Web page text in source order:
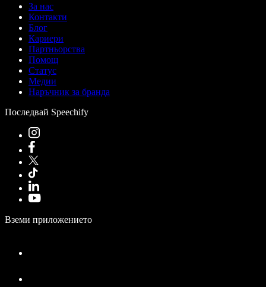
За нас
Контакти
Блог
Кариери
Партньорства
Помощ
Статус
Медии
Наръчник за бранда
Последвай Speechify
Вземи приложението